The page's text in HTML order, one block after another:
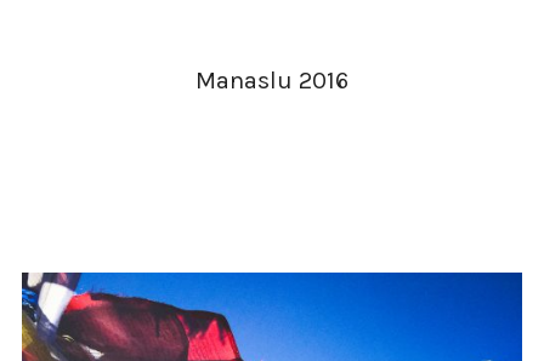
Manaslu 2016